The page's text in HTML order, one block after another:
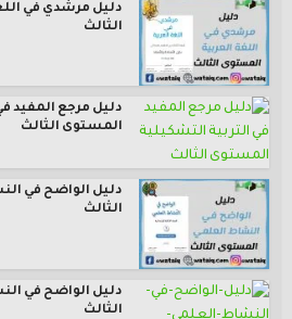
دليل مرشدي في
الثالث
دليل مرجع المفيد
المستوى الثالث
دليل الواضح في
الثالث
دليل الواضح في
الثالث